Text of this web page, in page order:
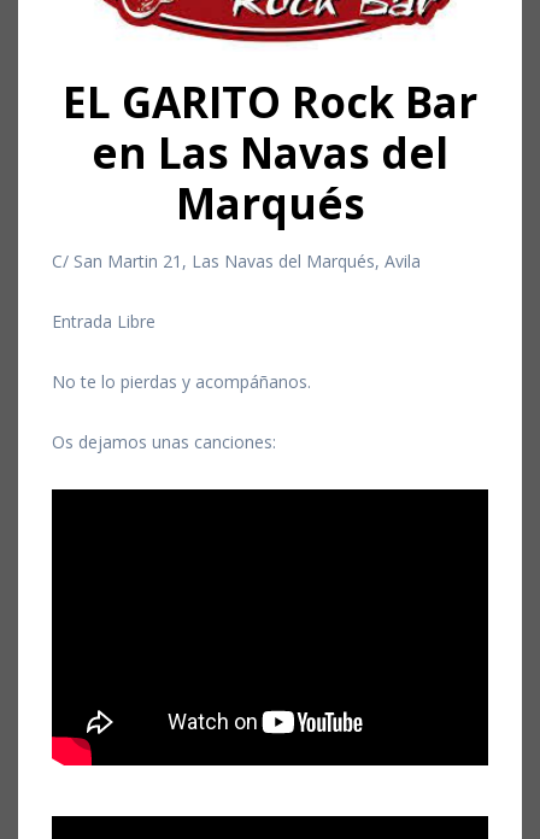
EL GARITO Rock Bar
en Las Navas del
Marqués
C/ San Martin 21, Las Navas del Marqués, Avila
Entrada Libre
No te lo pierdas y acompáñanos.
Os dejamos unas canciones: